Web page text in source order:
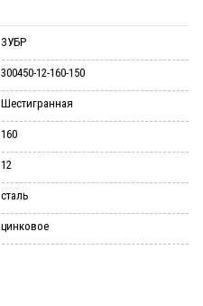
ЗУБР
300450-12-160-150
Шестигранная
160
12
сталь
цинковое